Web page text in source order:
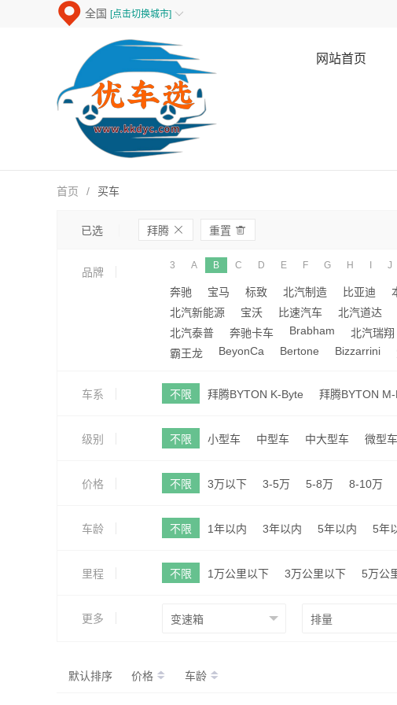
全国 [点击切换城市] 
网站首页
首页 / 买车
已选 拜腾 ဆ 重置 
品牌
3 A B C D E F G H J
奔驰 宝马 标致 北汽制造 比亚迪
北汽新能源
宝沃 比速汽车 北汽道达
北汽泰普
奔驰卡车 Brabham 北汽瑞翔
霸王龙
BeyonCa Bertone Bizzarrini
车系 不限 拜腾BYTON K-Byte 拜腾BYTON M-
级别 不限 小型车 中型车 中大型车 微型车
价格 不限 3万以下 3-5万 5-8万 8-10万
车龄 不限 1年以内 3年以内 5年以内 5年
里程 不限 1万公里以下 3万公里以下 5万公
更多
默认排序 价格 车龄